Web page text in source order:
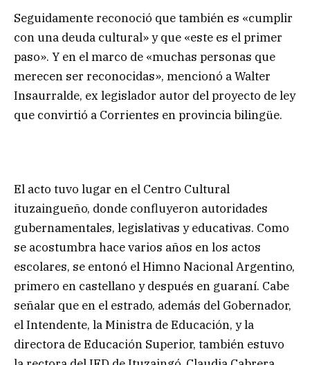
Seguidamente reconoció que también es «cumplir
con una deuda cultural» y que «este es el primer
paso». Y en el marco de «muchas personas que
merecen ser reconocidas», mencionó a Walter
Insaurralde, ex legislador autor del proyecto de ley
que convirtió a Corrientes en provincia bilingüe.
El acto tuvo lugar en el Centro Cultural
ituzaingueño, donde confluyeron autoridades
gubernamentales, legislativas y educativas. Como
se acostumbra hace varios años en los actos
escolares, se entonó el Himno Nacional Argentino,
primero en castellano y después en guaraní. Cabe
señalar que en el estrado, además del Gobernador,
el Intendente, la Ministra de Educación, y la
directora de Educación Superior, también estuvo